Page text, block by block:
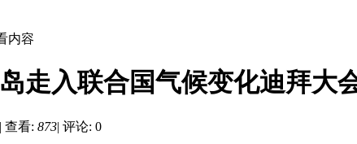
内容
走入联合国气候变化迪拜大
| 查看: 873| 评论: 0